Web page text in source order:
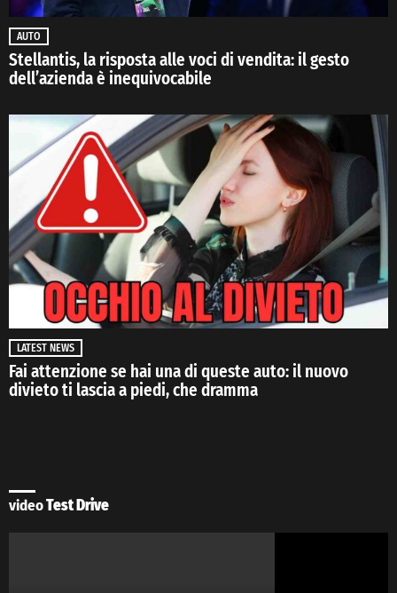
AUTO
Stellantis, la risposta alle voci di vendita: il gesto
dell’azienda è inequivocabile
LATEST NEWS
Fai attenzione se hai una di queste auto: il nuovo
divieto ti lascia a piedi, che dramma
videoTest Drive